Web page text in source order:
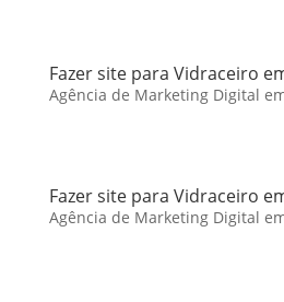
Fazer site para Vidraceiro
Agência de Marketing Digital
Fazer site para Vidraceiro
Agência de Marketing Digital